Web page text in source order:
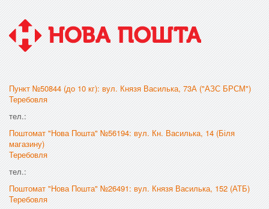
Пункт №50844 (до 10 кг): вул. Князя Василька, 73А ("АЗС БРСМ")
Теребовля
тел.:
Поштомат "Нова Пошта" №56194: вул. Кн. Василька, 14 (Біля
магазину)
Теребовля
тел.:
Поштомат "Нова Пошта" №26491: вул. Князя Василька, 152 (АТБ)
Теребовля